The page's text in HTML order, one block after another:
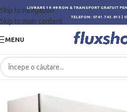
Skip to navigation
Skip to main content
LIVRARE 19.99 RON & TRANSPORT GRATUIT
TELEFON: 0741.745.813
MENU